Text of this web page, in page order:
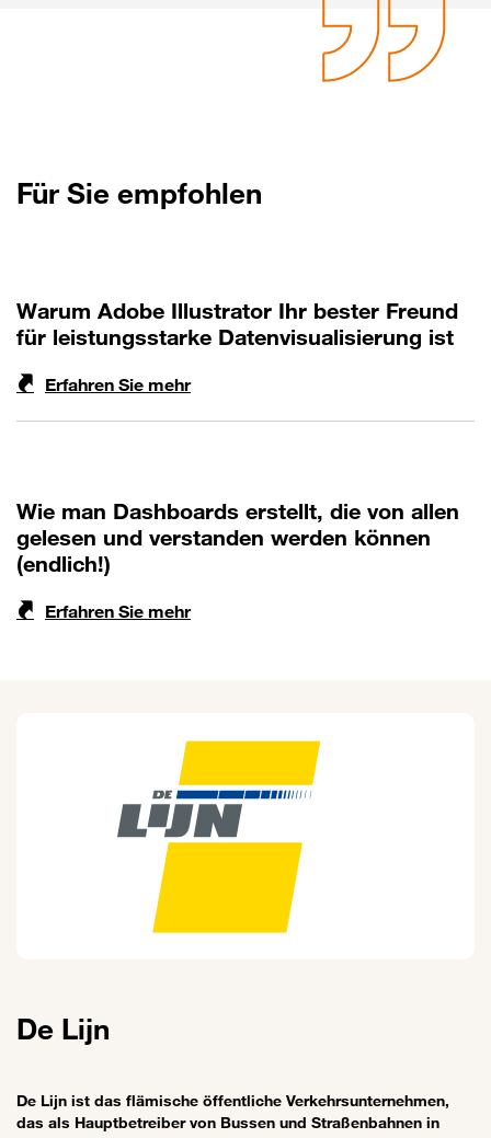
Für Sie empfohlen
Warum Adobe Illustrator Ihr bester Freund
für leistungsstarke Datenvisualisierung ist
Erfahren Sie mehr
Wie man Dashboards erstellt, die von allen
gelesen und verstanden werden können
(endlich!)
Erfahren Sie mehr
De Lijn
De Lijn ist das flämische öffentliche Verkehrsunternehmen,
das als Hauptbetreiber von Bussen und Straßenbahnen in